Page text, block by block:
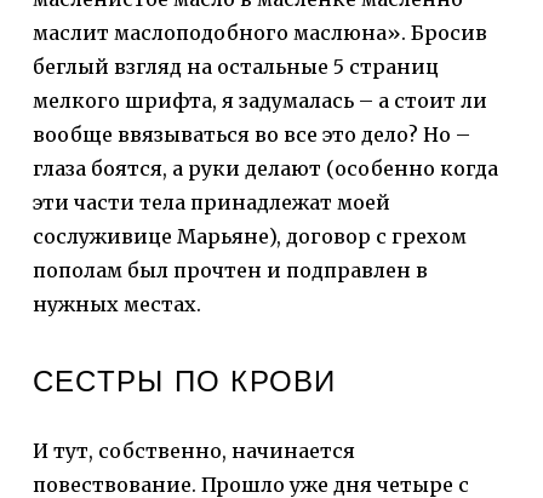
маслит маслоподобного маслюна». Бросив
беглый взгляд на остальные 5 страниц
мелкого шрифта, я задумалась – а стоит ли
вообще ввязываться во все это дело? Но –
глаза боятся, а руки делают (особенно когда
эти части тела принадлежат моей
сослуживице Марьяне), договор с грехом
пополам был прочтен и подправлен в
нужных местах.
СЕСТРЫ ПО КРОВИ
И тут, собственно, начинается
повествование. Прошло уже дня четыре с